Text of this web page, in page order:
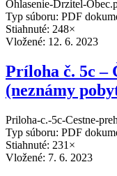
Ohlasenie-Drzitel-
Typ súboru: PDF
Stiahnuté: 248×
Vložené: 12. 6. 2023
Príloha č. 5c –
(neznámy
Priloha-c.-5c-Cestne-
Typ súboru: PDF
Stiahnuté: 231×
Vložené: 7. 6. 2023